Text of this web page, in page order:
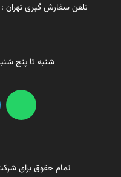
تلفن سفارش گیری تهران : 09191304605
شنبه تا پنج شنبه ساعت
W
h
a
a
تمام حقوق برای